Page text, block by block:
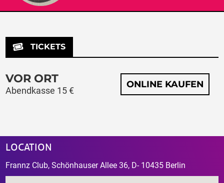
TICKETS
ONLINE KAUFEN
VOR ORT
Abendkasse 15 €
LOCATION
Frannz Club, Schönhauser Allee 36, D- 10435 Berlin